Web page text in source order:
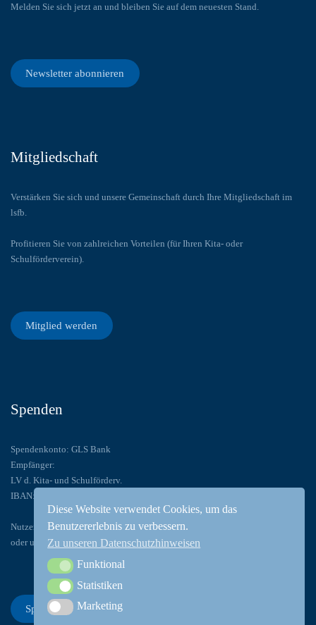
Melden Sie sich jetzt an und bleiben Sie auf dem neuesten Stand.
Newsletter abonnieren
Mitgliedschaft
Verstärken Sie sich und unsere Gemeinschaft durch Ihre Mitgliedschaft im
lsfb.
Profitieren Sie von zahlreichen Vorteilen (für Ihren Kita- oder
Schulförderverein).
Mitglied werden
Spenden
Spendenkonto: GLS Bank
Empfänger:
LV d. Kita- und Schulförderv.
IBAN: DE52 4306 0967 1134 3367 00
Nutzen Sie PayPal: paypal@lsfb.de
oder unser Spendentool:
Spenden Sie!
Diese Website verwendet Cookies, um das
Benutzererlebnis zu verbessern.
Zu unseren Datenschutzhinweisen
FunktionalFunktional
StatistikenStatistiken
MarketingMarketing